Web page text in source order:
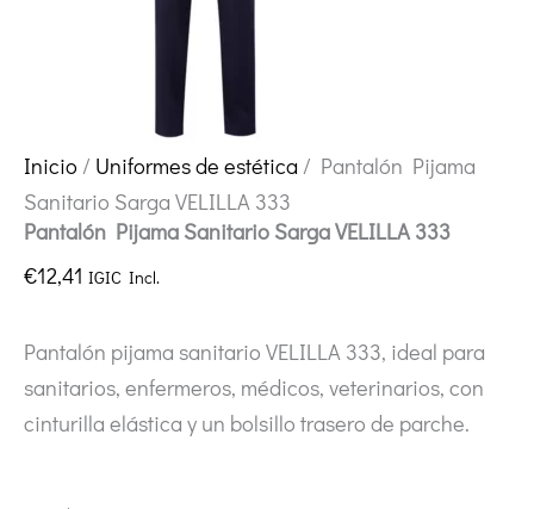
Inicio / Uniformes de estética / Pantalón Pijama
Sanitario Sarga VELILLA 333
Pantalón Pijama Sanitario Sarga VELILLA 333
€12,41 IGIC Incl.
Pantalón pijama sanitario VELILLA 333, ideal para
sanitarios, enfermeros, médicos, veterinarios, con
cinturilla elástica y un bolsillo trasero de parche.